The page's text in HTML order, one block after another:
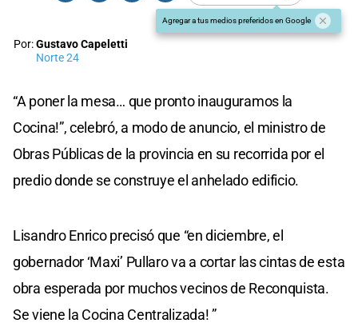
Agregar a tus medios preferidos en Google
Por:Gustavo Capeletti
Norte 24
“A poner la mesa… que pronto inauguramos la
Cocina!”, celebró, a modo de anuncio, el ministro de
Obras Públicas de la provincia en su recorrida por el
predio donde se construye el anhelado edificio.
Lisandro Enrico precisó que “en diciembre, el
gobernador ‘Maxi’ Pullaro va a cortar las cintas de esta
obra esperada por muchos vecinos de Reconquista.
Se viene la Cocina Centralizada! ”